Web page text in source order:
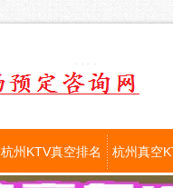
杭州KTV真空排名 杭州真空